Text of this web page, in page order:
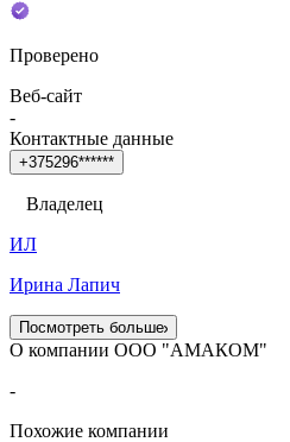
Проверено
Веб-сайт
-
Контактные данные
+375296******
Владелец
ИЛ
Ирина Лапич
Посмотреть больше
О компании ООО "АМАКОМ"
-
Похожие компании